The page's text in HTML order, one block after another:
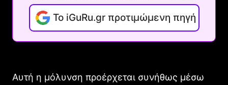
Το iGuRu.gr προτιμώμενη πηγή
Αυτή η μόλυνση προέρχεται συνήθως μέσω